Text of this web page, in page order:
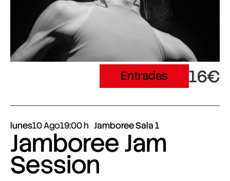
Entradas 16€
lunes10 Ago19:00 Jamboree Sala 1
Jamboree Jam
Session